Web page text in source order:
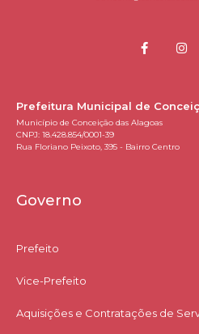
Prefeitura Municipal de
Município de Conceição das Alagoas
CNPJ: 18.428.854/0001-39
Rua Floriano Peixoto, 395 - Bairro Centro
Governo
Prefeito
Vice-Prefeito
Aquisições e Contratações de